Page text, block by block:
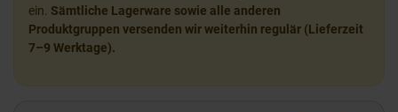
ein. Sämtliche Lagerware sowie alle anderen
Produktgruppen versenden wir weiterhin regulär (Lieferzeit
7–9 Werktage).